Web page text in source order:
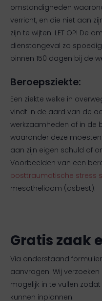
omstandigheden
verricht, en die niet aan
zijn te wijten. LET OP! De
dienstongeval zo
binnen 150 dagen bij de
Beroepsziekte:
Een ziekte welke in
vindt in de aard van de
werkzaamheden of in de
waaronder deze
aan zijn eigen schuld of
Voorbeelden van een
posttraumatische stress
mesothelioom (asbest).
Gratis zaak
Via onderstaand
aanvragen. Wij
mogelijk in te vullen
kunnen inplannen.